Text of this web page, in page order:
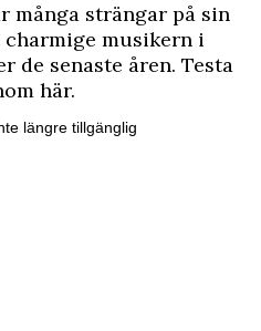
många strängar på sin
musikern i
senaste åren. Testa
här.